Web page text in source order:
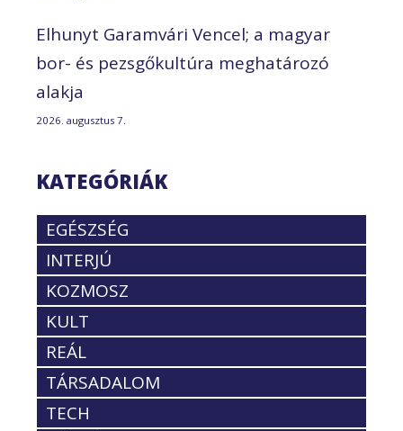
Elhunyt Garamvári Vencel; a magyar
bor- és pezsgőkultúra meghatározó
alakja
2026. augusztus 7.
KATEGÓRIÁK
EGÉSZSÉG
INTERJÚ
KOZMOSZ
KULT
REÁL
TÁRSADALOM
TECH